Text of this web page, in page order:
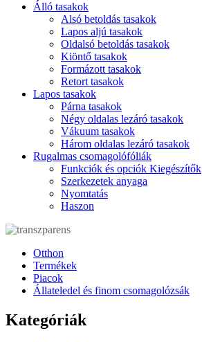
Álló tasakok
Alsó betoldás tasakok
Lapos aljú tasakok
Oldalsó betoldás tasakok
Kiöntő tasakok
Formázott tasakok
Retort tasakok
Lapos tasakok
Párna tasakok
Négy oldalas lezáró tasakok
Vákuum tasakok
Három oldalas lezáró tasakok
Rugalmas csomagolófóliák
Funkciók és opciók Kiegészítők
Szerkezetek anyaga
Nyomtatás
Haszon
Otthon
Termékek
Piacok
Állateledel és finom csomagolózsák
Kategóriák